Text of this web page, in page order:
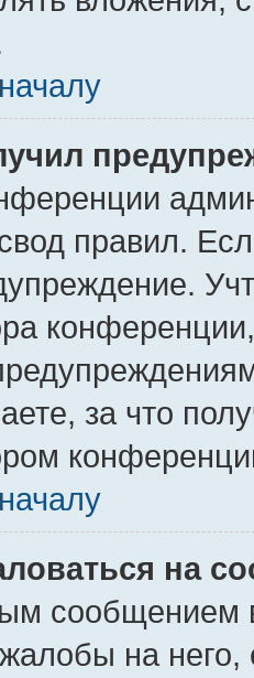
правил.
за что
на
сообщением
на